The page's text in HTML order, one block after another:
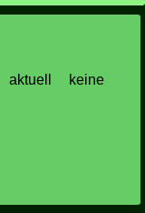
keine